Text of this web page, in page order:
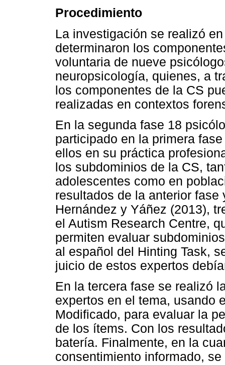
Procedimiento
La investigación se realizó
determinaron los
voluntaria de nueve
neuropsicología, quienes, a
los componentes de la CS
realizadas en contextos
En la segunda fase 18
participado en la primera
ellos en su práctica
los subdominios de la CS,
adolescentes como en
resultados de la anterior
Hernández y Yáñez (2013),
el Autism Research Centre,
permiten evaluar
al español del Hinting Task,
juicio de estos expertos
En la tercera fase se realizó
expertos en el tema, usando
Modificado, para evaluar la
de los ítems. Con los
batería. Finalmente, en la
consentimiento informado,